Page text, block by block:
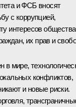
и ФСБ вносят
с коррупцией,
интересов общества
их прав и
в мире,
конфликтов,
и новые риски.